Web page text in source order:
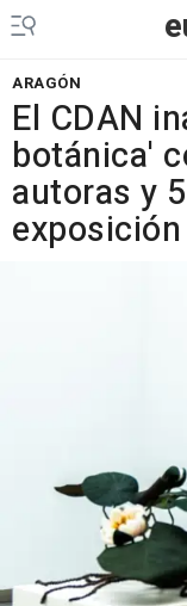
ARAGÓN
El CDAN
botánica'
autoras y
exposición